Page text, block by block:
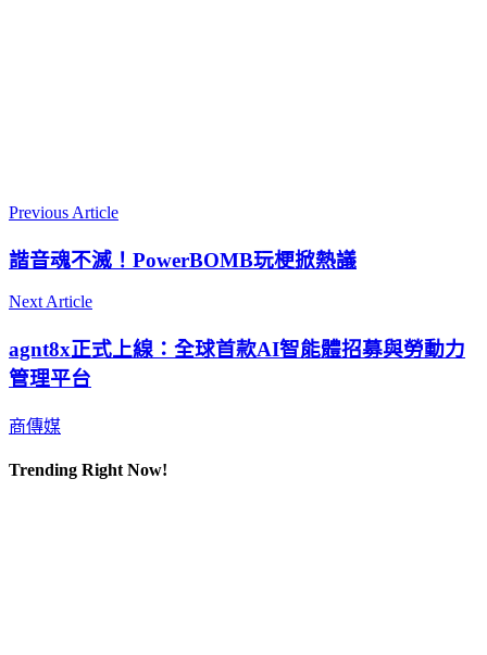
Previous Article
諧音魂不滅！PowerBOMB玩梗掀熱議
Next Article
agnt8x正式上線：全球首款AI智能體招募與勞動力
管理平台
商傳媒
Trending Right Now!